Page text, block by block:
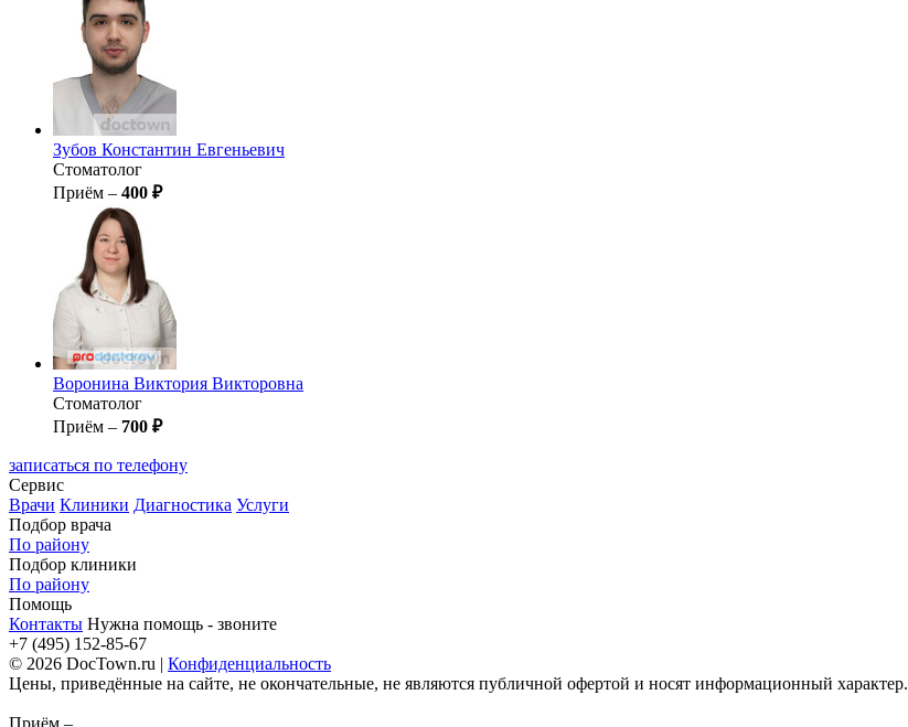
Зубов Константин Евгеньевич
Стоматолог
Приём – 400 ₽
Воронина Виктория Викторовна
Стоматолог
Приём – 700 ₽
записаться по телефону
Сервис
Врачи Клиники Диагностика Услуги
Подбор врача
По району
Подбор клиники
По району
Помощь
Контакты Нужна помощь - звоните
+7 (495) 152-85-67
© 2026 DocTown.ru | Конфиденциальность
Цены, приведённые на сайте, не окончательные, не являются публичной офертой и носят информационный характер.
Приём –